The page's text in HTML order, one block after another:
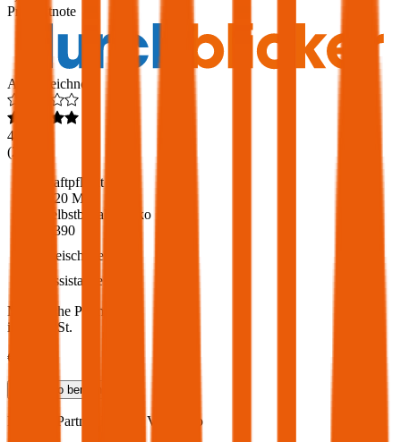
Produktnote
Ausgezeichnet
4,6
(217
Haftpflicht
€ 20 Mio.
Selbstbehalt Kasko
€ 390
Freischaden
Assistance
Monatliche Prämie
inkl. mVSt.
€ 79,63
Teilkasko berechnen
Peugeot
Partner Kombi, Vollkasko